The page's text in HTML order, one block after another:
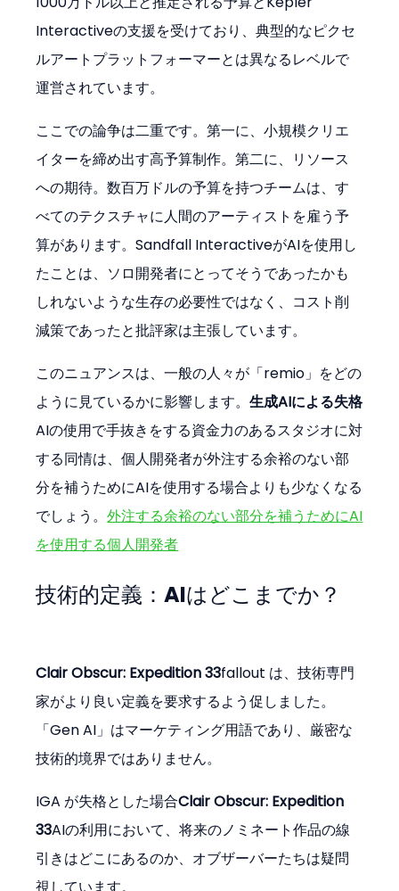
Interactiveの支援を受けており、典型的なピクセ
ルアートプラットフォーマーとは異なるレベルで
運営されています。
ここでの論争は二重です。第一に、小規模クリエ
イターを締め出す高予算制作。第二に、リソース
への期待。数百万ドルの予算を持つチームは、す
べてのテクスチャに人間のアーティストを雇う予
算があります。Sandfall InteractiveがAIを使用し
たことは、ソロ開発者にとってそうであったかも
しれないような生存の必要性ではなく、コスト削
減策であったと批評家は主張しています。
このニュアンスは、一般の人々が「remio」をどの
ように見ているかに影響します。生成AIによる失格
AIの使用で手抜きをする資金力のあるスタジオに対
する同情は、個人開発者が外注する余裕のない部
分を補うためにAIを使用する場合よりも少なくなる
でしょう。外注する余裕のない部分を補うためにAI
を使用する個人開発者
技術的定義：AIはどこまでか？
Clair Obscur: Expedition 33fallout は、技術専門
家がより良い定義を要求するよう促しました。
「Gen AI」はマーケティング用語であり、厳密な
技術的境界ではありません。
IGA が失格とした場合Clair Obscur: Expedition
33AIの利用において、将来のノミネート作品の線
引きはどこにあるのか、オブザーバーたちは疑問
視しています。